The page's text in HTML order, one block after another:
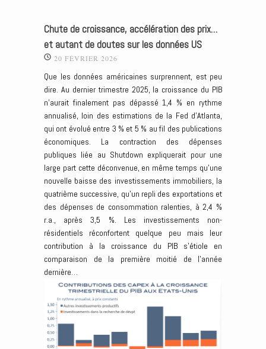
Chute de croissance, accélération des prix…
et autant de doutes sur les données US
20 FÉVRIER 2026
Que les données américaines surprennent, est peu
dire. Au dernier trimestre 2025, la croissance du PIB
n’aurait finalement pas dépassé 1,4 % en rythme
annualisé, loin des estimations de la Fed d’Atlanta,
qui ont évolué entre 3 % et 5 % au fil des publications
économiques. La contraction des dépenses
publiques liée au Shutdown expliquerait pour une
large part cette déconvenue, en même temps qu’une
nouvelle baisse des investissements immobiliers, la
quatrième successive, qu’un repli des exportations et
des dépenses de consommation ralenties, à 2,4 %
r.a., après 3,5 %. Les investissements non-
résidentiels réconfortent quelque peu mais leur
contribution à la croissance du PIB s’étiole en
comparaison de la première moitié de l’année
dernière…